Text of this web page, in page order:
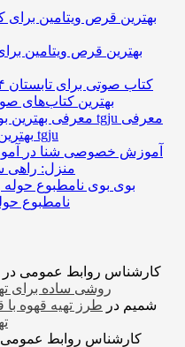
بهترین قرص ویتامین
بهترین کتاب‌های
معرفی
بهترین بونوس‌های فارکس در سایت tgju
آموزش خصوصی شنا در
منزل: راهی
بوی
نامطبوع
کارشناس روابط عمومی در
روشی ساده برای
شمیم در طرز تهیه قهوه
کارشناس روابط عمومی